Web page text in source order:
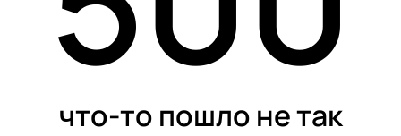
что-то пошло не так